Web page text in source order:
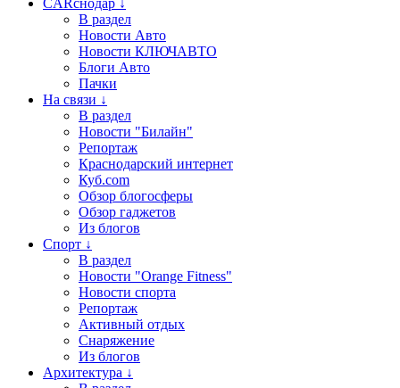
CARснодар ↓
В раздел
Новости Авто
Новости КЛЮЧАВТО
Блоги Авто
Пачки
На связи ↓
В раздел
Новости "Билайн"
Репортаж
Краснодарский интернет
Куб.com
Обзор блогосферы
Обзор гаджетов
Из блогов
Спорт ↓
В раздел
Новости "Orange Fitness"
Новости спорта
Репортаж
Активный отдых
Снаряжение
Из блогов
Архитектура ↓